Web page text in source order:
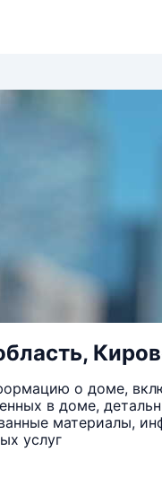
о доме,
в доме,
материалы,
услуг